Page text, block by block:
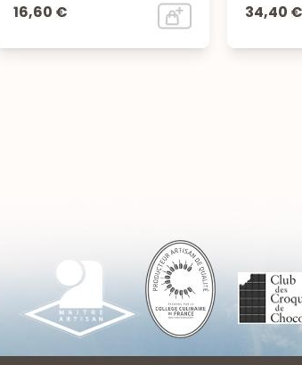
16,60 €
34,40 €